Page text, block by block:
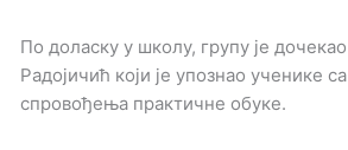
По доласку у школу, групу је
Радојичић који је упознао ученике
спровођења практичне обуке.